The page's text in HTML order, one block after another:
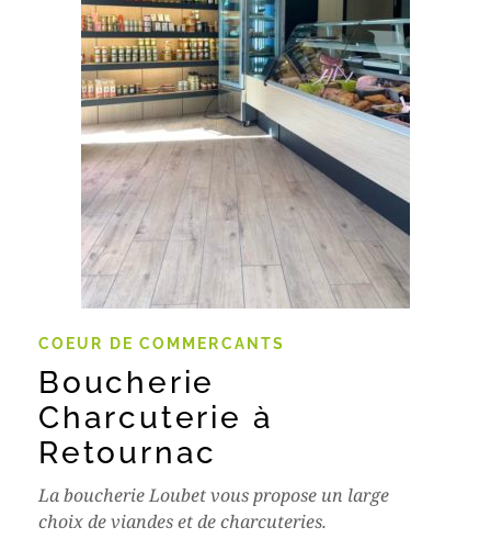
COEUR DE COMMERCANTS
Boucherie
Charcuterie à
Retournac
La boucherie Loubet vous propose un large
choix de viandes et de charcuteries.